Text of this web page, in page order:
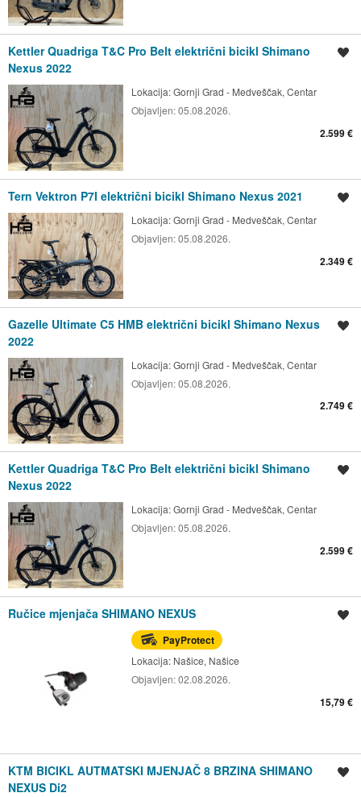
Kettler Quadriga T&C Pro Belt električni bicikl Shimano
Nexus 2022
Lokacija:Gornji Grad - Medveščak, Centar
Objavljen:05.08.2026.
2.599 €
Tern Vektron P7I električni bicikl Shimano Nexus 2021
Lokacija:Gornji Grad - Medveščak, Centar
Objavljen:05.08.2026.
2.349 €
Gazelle Ultimate C5 HMB električni bicikl Shimano Nexus
2022
Lokacija:Gornji Grad - Medveščak, Centar
Objavljen:05.08.2026.
2.749 €
Kettler Quadriga T&C Pro Belt električni bicikl Shimano
Nexus 2022
Lokacija:Gornji Grad - Medveščak, Centar
Objavljen:05.08.2026.
2.599 €
Ručice mjenjača SHIMANO NEXUS
PayProtect
Lokacija: Našice, Našice
Objavljen:02.08.2026.
15,79 €
KTM BICIKL AUTMATSKI MJENJAČ 8 BRZINA SHIMANO
NEXUS Di2